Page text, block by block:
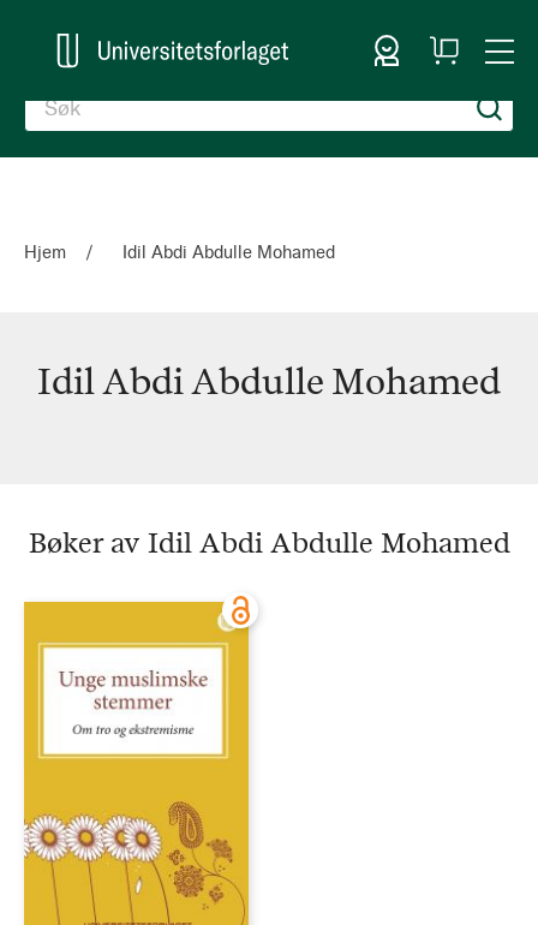
Logg inn
Handlekurv
Hjem Idil Abdi Abdulle Mohamed
Idil Abdi Abdulle Mohamed
Abdulle
Bøker av Idil Abdi Abdulle Mohamed